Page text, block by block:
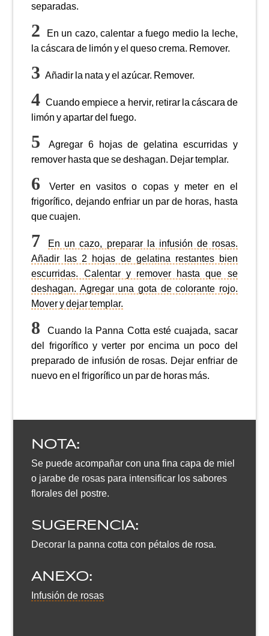
separadas.
En un cazo, calentar a fuego medio la leche,
la cáscara de limón y el queso crema. Remover.
Añadir la nata y el azúcar. Remover.
Cuando empiece a hervir, retirar la cáscara de
limón y apartar del fuego.
Agregar 6 hojas de gelatina escurridas y
remover hasta que se deshagan. Dejar templar.
Verter en vasitos o copas y meter en el
frigorífico, dejando enfriar un par de horas, hasta
que cuajen.
En un cazo, preparar la infusión de rosas.
Añadir las 2 hojas de gelatina restantes bien
escurridas. Calentar y remover hasta que se
deshagan. Agregar una gota de colorante rojo.
Mover y dejar templar.
Cuando la Panna Cotta esté cuajada, sacar
del frigorífico y verter por encima un poco del
preparado de infusión de rosas. Dejar enfriar de
nuevo en el frigorífico un par de horas más.
NOTA:
Se puede acompañar con una fina capa de miel
o jarabe de rosas para intensificar los sabores
florales del postre.
SUGERENCIA:
Decorar la panna cotta con pétalos de rosa.
ANEXO:
Infusión de rosas